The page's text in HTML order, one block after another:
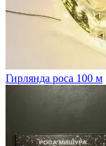
Гирлянда роса 100 м